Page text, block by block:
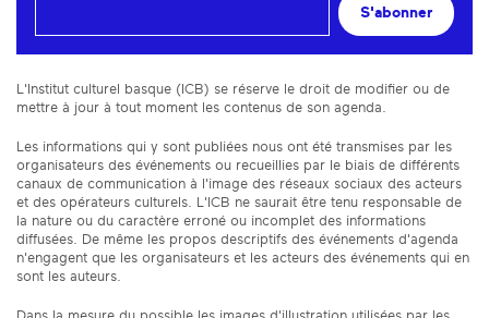
S'abonner
L'Institut culturel basque (ICB) se réserve le droit de modifier ou de
mettre à jour à tout moment les contenus de son agenda.
Les informations qui y sont publiées nous ont été transmises par les
organisateurs des événements ou recueillies par le biais de différents
canaux de communication à l'image des réseaux sociaux des acteurs
et des opérateurs culturels. L'ICB ne saurait être tenu responsable de
la nature ou du caractère erroné ou incomplet des informations
diffusées. De même les propos descriptifs des événements d'agenda
n'engagent que les organisateurs et les acteurs des événements qui en
sont les auteurs.